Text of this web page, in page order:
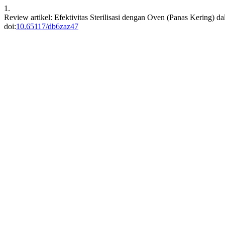
1.
Review artikel: Efektivitas Sterilisasi dengan Oven (Panas Kering)
doi:10.65117/db6zaz47